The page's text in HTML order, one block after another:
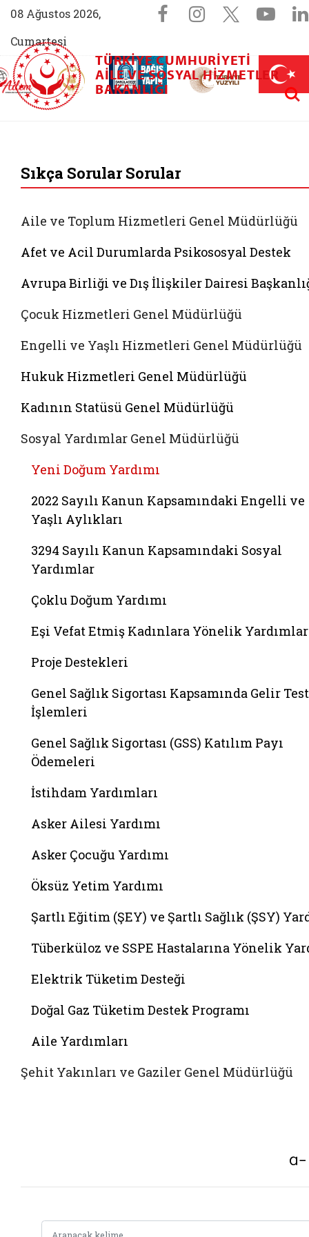
08 Ağustos 2026,
Cumartesi
Sosyal
Facebook
Instagram
X
Aile (yeni sekmede açılır)
AİLEM İletişim Merkezi (yeni sekmede açılır)
Aile ve Nüfus On Yılı (yeni sekmede açılır)
Darülaceze bağış sayfası (yeni
TÜRKIYE CUMHURIYETI
AILE VE SOSYAL HIZMETLER
BAKANLIĞI
Sıkça Sorular Sorular
Aile ve Toplum Hizmetleri Genel Müdürlüğü
Afet ve Acil Durumlarda Psikososyal Destek
Avrupa Birliği ve Dış İlişkiler Dairesi
Çocuk Hizmetleri Genel Müdürlüğü
Engelli ve Yaşlı Hizmetleri Genel Müdürlüğü
Hukuk Hizmetleri Genel Müdürlüğü
Kadının Statüsü Genel Müdürlüğü
Sosyal Yardımlar Genel Müdürlüğü
Yeni Doğum Yardımı
2022 Sayılı Kanun Kapsamındaki Engelli ve
Yaşlı Aylıkları
3294 Sayılı Kanun Kapsamındaki Sosyal
Yardımlar
Çoklu Doğum Yardımı
Eşi Vefat Etmiş Kadınlara Yönelik Yardımlar
Proje Destekleri
Genel Sağlık Sigortası Kapsamında Gelir
İşlemleri
Genel Sağlık Sigortası (GSS) Katılım Payı
Ödemeleri
İstihdam Yardımları
Asker Ailesi Yardımı
Asker Çocuğu Yardımı
Öksüz Yetim Yardımı
Şartlı Eğitim (ŞEY) ve Şartlı Sağlık (ŞSY)
Tüberküloz ve SSPE Hastalarına Yönelik
Elektrik Tüketim Desteği
Doğal Gaz Tüketim Destek Programı
Aile Yardımları
Şehit Yakınları ve Gaziler Genel Müdürlüğü